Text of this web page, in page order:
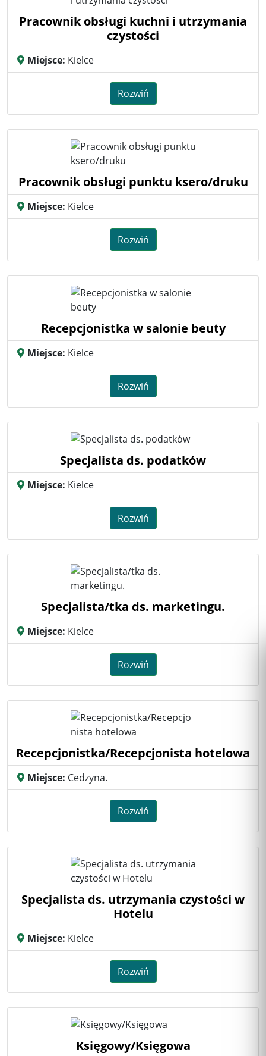
Pracownik obsługi kuchni i utrzymania
czystości
Miejsce: Kielce
Rozwiń
Pracownik obsługi punktu ksero/druku
Miejsce: Kielce
Rozwiń
Recepcjonistka w salonie beuty
Miejsce: Kielce
Rozwiń
Specjalista ds. podatków
Miejsce: Kielce
Rozwiń
Specjalista/tka ds. marketingu.
Miejsce: Kielce
Rozwiń
Recepcjonistka/Recepcjonista hotelowa
Miejsce: Cedzyna.
Rozwiń
Specjalista ds. utrzymania czystości w
Hotelu
Miejsce: Kielce
Rozwiń
Księgowy/Księgowa